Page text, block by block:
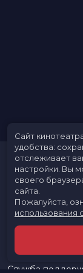
Расписание
Скоро в кино
Реклама в
Служба
Сайт
удобства:
отслеживает
настройки. Вы
своего
сайта.
Пожалуйста,
использования